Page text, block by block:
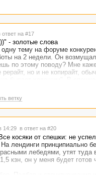
уж не припомню,
Да, странное
и бутерброд - после
голова кругом, а когда
ответ на #17
- золотые слова
тему на форуме
на 2 недели. Он
по этому поводу? Мне
но и не копирайт,
ветку
14:29 в ответ на #20
косяки от спешки: не
лендинги принципиально
лебедями, утят
кзн, он у меня будет готов